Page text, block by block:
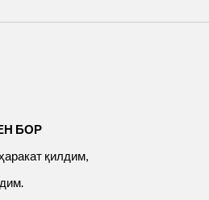
БОР
қилдим,